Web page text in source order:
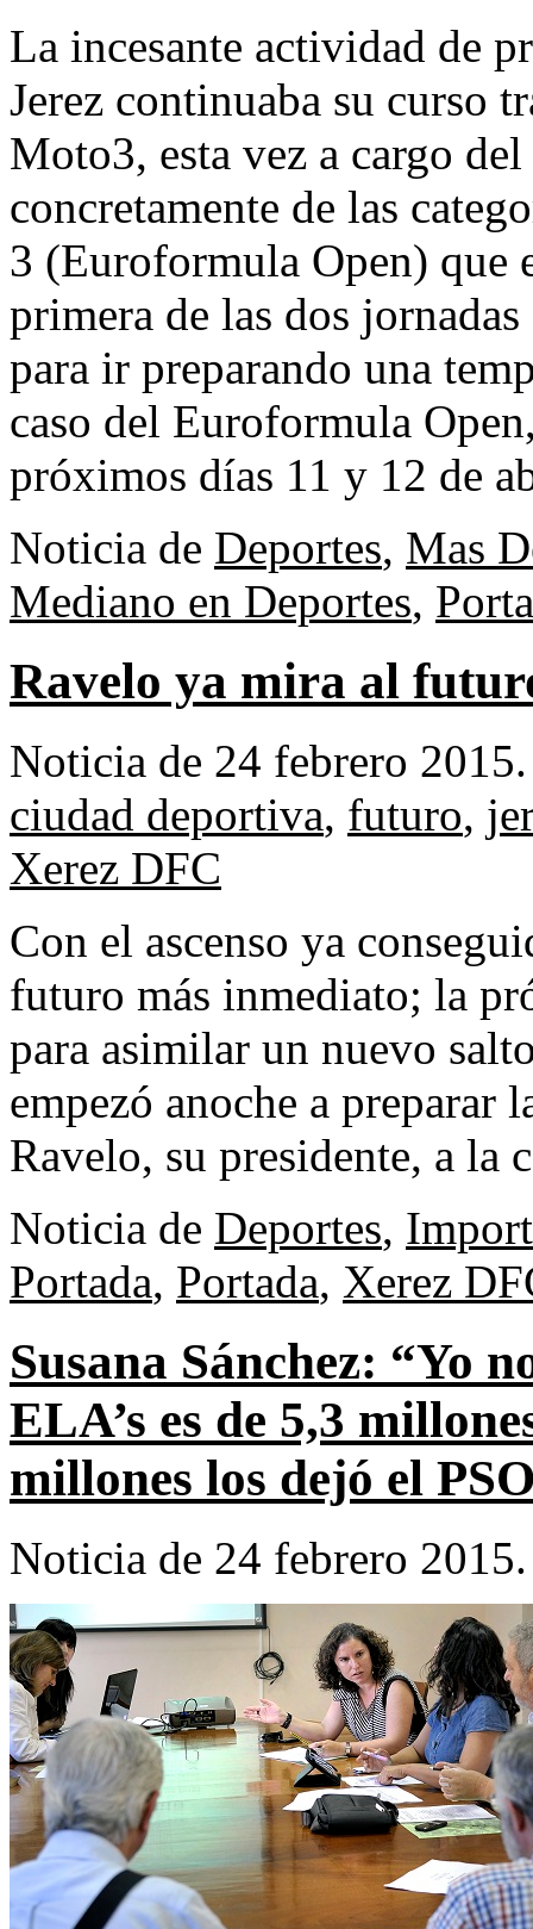
La incesante actividad de
Jerez continuaba su curso
Moto3, esta vez a cargo
concretamente de las
3 (Euroformula Open) que
primera de las dos
para ir preparando una
caso del Euroformula
próximos días 11 y 12 de
Noticia de Deportes, Mas
Mediano en Deportes,
Ravelo ya mira al
Noticia de 24 febrero
ciudad deportiva, futuro,
Xerez DFC
Con el ascenso ya
futuro más inmediato; la
para asimilar un nuevo
empezó anoche a preparar
Ravelo, su presidente, a la
Noticia de Deportes,
Portada, Portada, Xerez
Susana Sánchez: “Yo
ELA’s es de 5,3
millones los dejó el
Noticia de 24 febrero